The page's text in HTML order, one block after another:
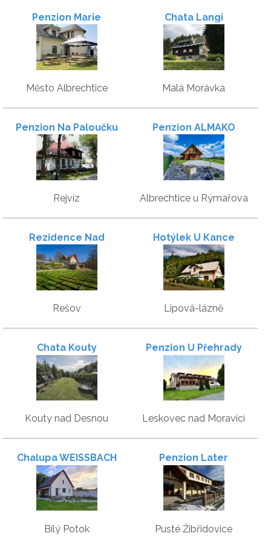
Penzion Marie
Město Albrechtice
Chata Langi
Malá Morávka
Penzion Na Paloučku
Rejvíz
Penzion ALMAKO
Albrechtice u Rýmařova
Rezidence Nad
Vodopády
Rešov
Hotýlek U Kance
Lipová-lázně
Chata Kouty
Kouty nad Desnou
Penzion U Přehrady
Leskovec nad Moravicí
Chalupa WEISSBACH
Bílý Potok
Penzion Later
Pusté Žibřidovice